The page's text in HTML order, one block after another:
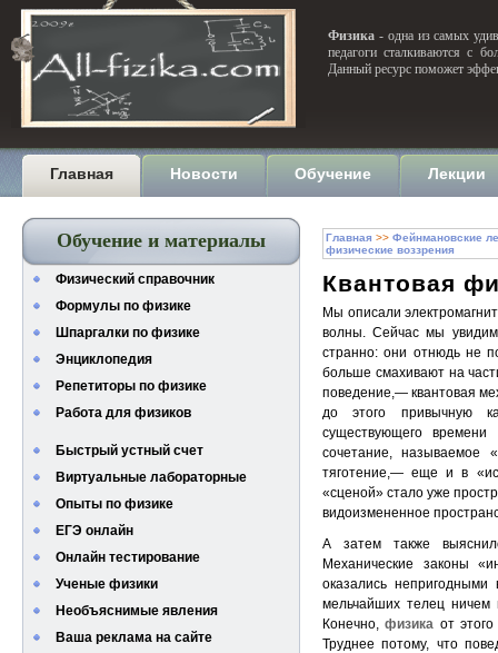
Физика - одна из самых
педагоги сталкиваются с
Данный ресурс поможет
Главная Новости Обучение Лекции
Обучение и материалы
Физический справочник
Формулы по физике
Шпаргалки по физике
Энциклопедия
Репетиторы по физике
Работа для физиков
Быстрый устный счет
Виртуальные лабораторные
Опыты по физике
ЕГЭ онлайн
Онлайн тестирование
Ученые физики
Необъяснимые явления
Ваша реклама на сайте
Главная >> Фейнмановские
физические воззрения
Квантовая
Мы описали
волны. Сейчас мы
странно: они отнюдь не
больше смахивают на
поведение,— квантовая
до этого привычную
существующего
сочетание, называемое
тяготение,— еще и в
«сценой» стало уже
видоизмененное
А затем также
Механические законы
оказались
мельчайших телец
Конечно,физика от
Труднее потому, что